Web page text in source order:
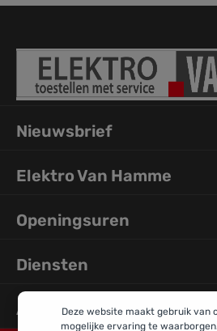
Nieuwsbrief
Elektro Van Hamme
Openingsuren
Diensten
Algemene Info
Deze website maakt gebruik van
mogelijke ervaring te